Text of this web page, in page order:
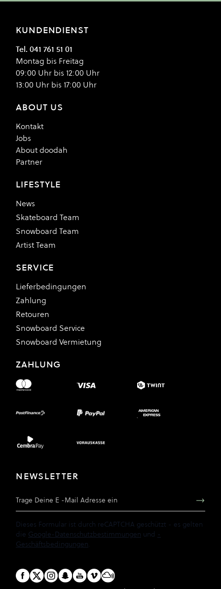
KUNDENDIENST
Tel. 041 761 51 01
Montag bis Freitag
09:00 Uhr bis 12:00 Uhr
13:00 Uhr bis 17:00 Uhr
ABOUT US
Kontakt
Jobs
About doodah
Partner
LIFESTYLE
News
Skateboard Team
Snowboard Team
Artist Team
SERVICE
Lieferbedingungen
Zahlung
Retouren
Snowboard Service
Snowboard Vermietung
ZAHLUNG
NEWSLETTER
Dieses Formular ist durch reCAPTCHA geschützt - es gelten
die Google-Datenschutzbestimmungen und -
Geschäftsbedingungen.